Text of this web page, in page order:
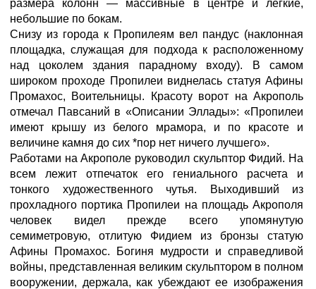
размера колонн — массивные в центре и легкие,
небольшие по бокам.
Снизу из города к Пропилеям вел пандус (наклонная
площадка, служащая для подхода к расположенному
над цоколем здания парадному входу). В самом
широком проходе Пропилеи виднелась статуя Афины
Промахос, Воительницы. Красоту ворот на Акрополь
отмечал Павсаний в «Описании Эллады»: «Пропилеи
имеют крышу из белого мрамора, и по красоте и
величине камня до сих *пор нет ничего лучшего».
Работами на Акрополе руководил скульптор Фидий. На
всем лежит отпечаток его гениального расчета и
тонкого художественного чутья. Выходивший из
прохладного портика Пропилеи на площадь Акрополя
человек видел прежде всего упомянутую
семиметровую, отлитую Фидием из бронзы статую
Афины Промахос. Богиня мудрости и справедливой
войны, представленная великим скульптором в полном
вооружении, держала, как убеждают ее изображения